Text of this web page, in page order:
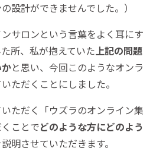
設計ができませんでした。）
サロンという言葉をよく耳にす
所、私が抱えていた上記の問題
と思い、今回このようなオンラ
ただくことにしました。
ただく「ウズラのオンライン集
ことでどのような方にどのよう
明させていただきます。